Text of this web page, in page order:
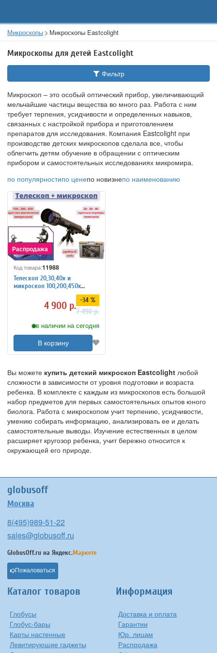
Микроскопы Микроскопы Eastcolight
Микроскопы для детей Eastcolight
Фильтр
Микроскоп – это особый оптический прибор, увеличивающий
мельчайшие частицы вещества во много раз. Работа с ним
требует терпения, усидчивости и определенных навыков,
связанных с настройкой прибора и приготовлением
препаратов для исследования. Компания Eastcolight при
производстве детских микроскопов сделала все, чтобы
облегчить детям обучение в обращении с оптическим
прибором и самостоятельных исследованиях микромира.
по популярностипо ценепо новизнепо наименованию
Код товара:11988
Телескоп 20,30,40х и
микроскоп 100,200,450х
Eastcolight (в подарочном
кейсе) 20884 900 р. -34 %
7 490 р.
в наличии на сегодня
В корзину
Вы можете купить детский микроскоп Eastcolight любой
сложности в зависимости от уровня подготовки и возраста
ребенка. В комплекте с каждым из микроскопов есть большой
набор предметов для первых самостоятельных опытов юного
биолога. Работа с микроскопом учит терпению, усидчивости,
умению собирать информацию, анализировать ее и делать
самостоятельные выводы. Изучение естественных в целом
расширяет кругозор ребенка, учит бережно относится к
окружающей его природе.
globusoff
Москва
8(495)989-51-22
sales@globusoff.ru
GlobusOff.ru на Яндекс.Маркете
Пожаловаться
Каталог товаров
Глобусы
Глобус-бары
Карты настенные
Левитирующие гаджеты
Информация
Доставка и оплата
Гарантии
Юр. лицам
Распродажа